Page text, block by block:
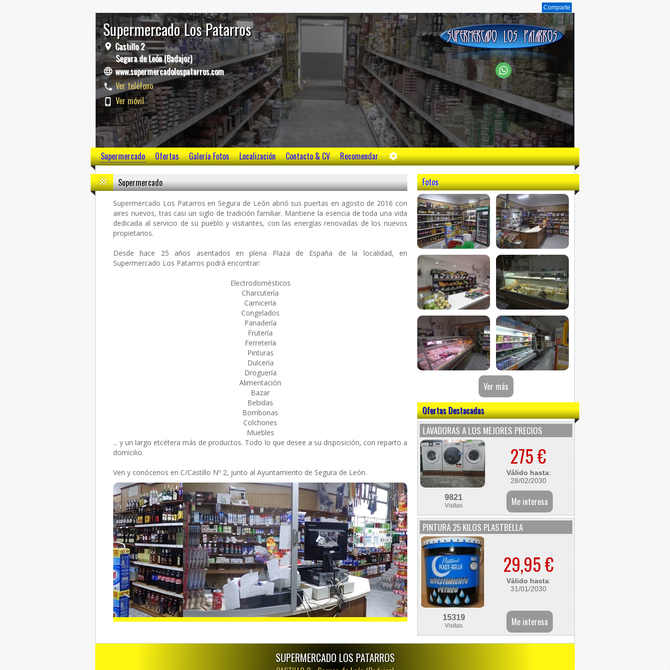
Comparte
Supermercado Los Patarros
Castillo 2
Segura de León (Badajoz)
www.supermercadolospatarros.com
Ver teléfono
Ver móvil
Supermercado Ofertas Galería Fotos Localización Contacto & CV Recomendar
Supermercado
Supermercado Los Patarros en Segura de León abrió sus puertas en agosto de 2016 con
aires nuevos, tras casi un siglo de tradición familiar. Mantiene la esencia de toda una vida
dedicada al servicio de su pueblo y visitantes, con las energías renovadas de los nuevos
propietarios.
Desde hace 25 años asentados en plena Plaza de España de la localidad, en
Supermercado Los Patarros podrá encontrar:
Electrodomésticos
Charcutería
Carnicería
Congelados
Panadería
Frutería
Ferretería
Pinturas
Dulcería
Droguería
Alimentación
Bazar
Bebidas
Bombonas
Colchones
Muebles
... y un largo etcétera más de productos. Todo lo que desee a su disposición, con reparto a
domicilio.
Ven y conócenos en C/Castillo Nº 2, junto al Ayuntamiento de Segura de León.
Fotos
Ofertas Destacadas
LAVADORAS A LOS MEJORES PRECIOS
275 €
Válido hasta:
28/02/2030
9821
Visitas
PINTURA 25 KILOS PLASTBELLA
29,95 €
Válido hasta:
31/01/2030
15319
Visitas
SUPERMERCADO LOS PATARROS